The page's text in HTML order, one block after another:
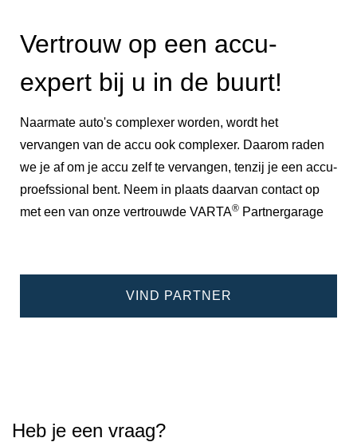
Vertrouw op een accu-
expert bij u in de buurt!
Naarmate auto's complexer worden, wordt het
vervangen van de accu ook complexer. Daarom raden
we je af om je accu zelf te vervangen, tenzij je een accu-
proefssional bent. Neem in plaats daarvan contact op
met een van onze vertrouwde VARTA® Partnergarage
VIND PARTNER
Heb je een vraag?